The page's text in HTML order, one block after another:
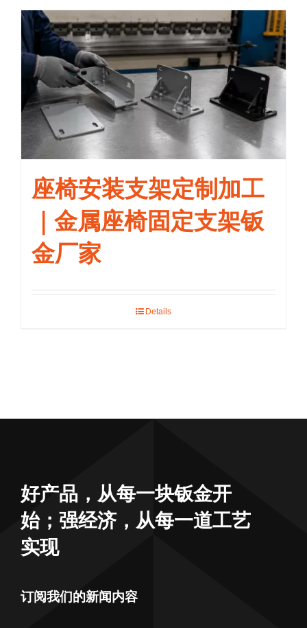
座椅安装支架定制加工
｜金属座椅固定支架钣
金厂家
Details
好产品，从每一块钣金开
始；强经济，从每一道工艺
实现
订阅我们的新闻内容